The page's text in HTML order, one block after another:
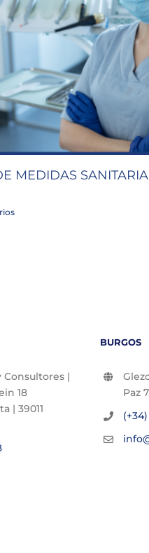
MEDIDAS
Consultores |
18
| 39011
BURGOS
Paz